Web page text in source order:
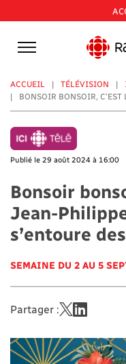
au
contenu
principal
ACCUEIL TÉLÉVISION
BONSOIR BONSOIR,
Publié le 29 août 2024 à 16:00
Bonsoir
Jean-
s’entoure
SEMAINE DU 2 AU 5
Partager :